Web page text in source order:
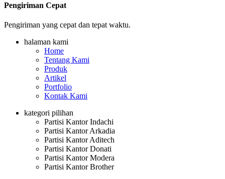
Pengiriman Cepat
Pengiriman yang cepat dan tepat waktu.
halaman kami
Home
Tentang Kami
Produk
Artikel
Portfolio
Kontak Kami
kategori pilihan
Partisi Kantor Indachi
Partisi Kantor Arkadia
Partisi Kantor Aditech
Partisi Kantor Donati
Partisi Kantor Modera
Partisi Kantor Brother